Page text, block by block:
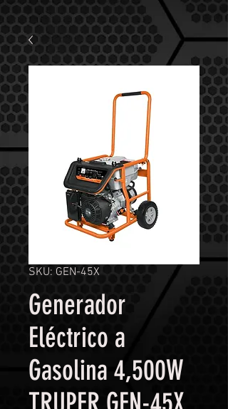
SKU: GEN-45X
Generador
Eléctrico a
Gasolina 4,500W